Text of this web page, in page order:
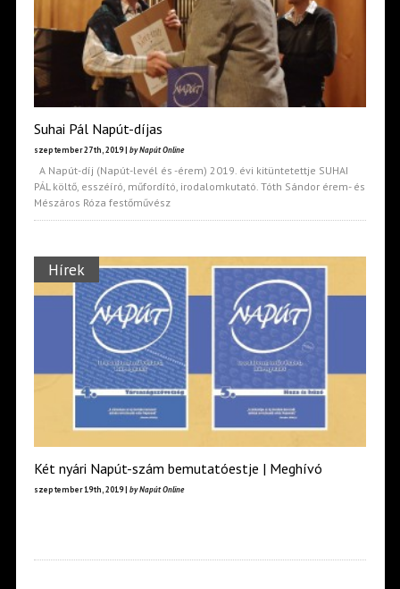
Suhai Pál Napút-díjas
szeptember 27th, 2019 | by Napút Online
A Napút-díj (Napút-levél és -érem) 2019. évi kitüntetettje SUHAI
PÁL költő, esszéíró, műfordító, irodalomkutató. Tóth Sándor érem- és
Mészáros Róza festőművész
Hírek
Két nyári Napút-szám bemutatóestje | Meghívó
szeptember 19th, 2019 | by Napút Online